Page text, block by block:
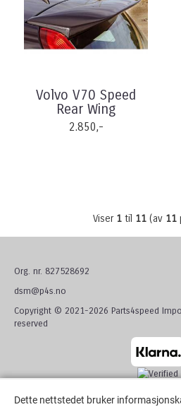
Volvo V70 Speed
Rear Wing
2.850,-
Viser 1til 11(av 11
Org. nr. 827528692
dsm@p4s.no
Copyright © 2021-2026 Parts4speed
reserved
Dette nettstedet bruker
Dette nettstedet bruker